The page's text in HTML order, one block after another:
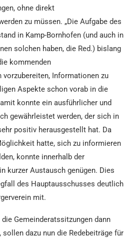
ohne direkt
zu müssen. „Die Aufgabe des
in Kamp-Bornhofen (und auch in
solchen haben, die Red.) bislang
kommenden
vorzubereiten, Informationen zu
Aspekte schon vorab in die
konnte ein ausführlicher und
gewährleistet werden, der sich in
positiv herausgestellt hat. Da
hatte, sich zu informieren
konnte innerhalb der
kurzer Austausch genügen. Dies
des Hauptausschusses deutlich
mit.
Gemeinderatssitzungen dann
dazu nun die Redebeiträge für